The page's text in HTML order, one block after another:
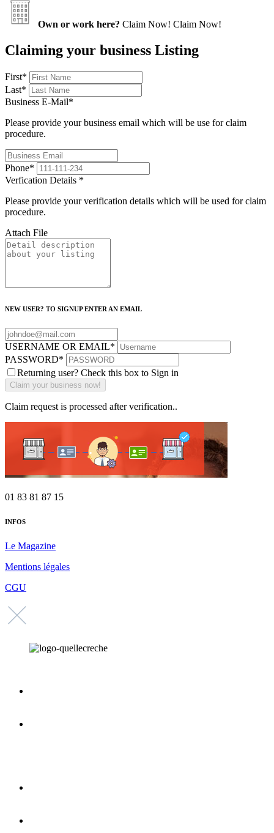
Own or work here? Claim Now! Claim Now!
Claiming your business Listing
First*
Last*
Business E-Mail*
Please provide your business email which will be use for claim
procedure.
Phone*
Verfication Details *
Please provide your verification details which will be used for claim
procedure.
Attach File
NEW USER? TO SIGNUP ENTER AN EMAIL
USERNAME OR EMAIL*
PASSWORD*
Returning user? Check this box to Sign in
Claim request is processed after verification..
01 83 81 87 15
INFOS
Le Magazine
Mentions légales
CGU